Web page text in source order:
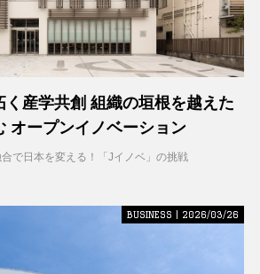
産学共創 組織の垣根を越えた
オープンイノベーション
で日本を変える！「Jイノベ」の挑戦
BUSINESS | 2026/03/26